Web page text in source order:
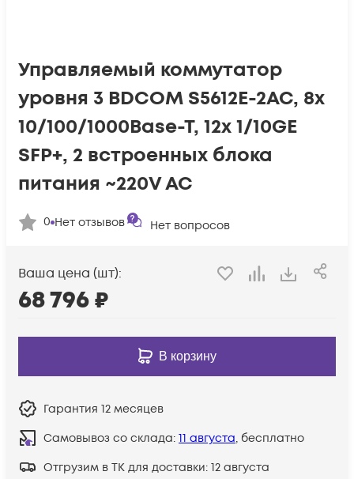
Управляемый коммутатор
уровня 3 BDCOM S5612E-2AC, 8x
10/100/1000Base-T, 12x 1/10GE
SFP+, 2 встроенных блока
питания ~220V AC
0 Нет отзывов Нет вопросов
Ваша цена (шт):
68 796₽
В корзину
Гарантия 12 месяцев
Самовывоз со склада: 11 августа, бесплатно
Отгрузим в ТК для доставки: 12 августа